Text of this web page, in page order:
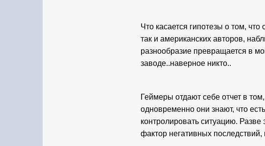
Что касается гипотезы о том,
так и американских авторов,
разнообразие превращается в
заводе..наверное никто..
Геймеры отдают себе отчет в
одновременно они знают, что
контролировать ситуацию. Разве
фактор негативных